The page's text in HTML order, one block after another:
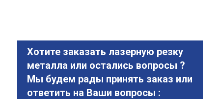
Хотите заказать лазерную резку
металла или остались вопросы ?
Мы будем рады принять заказ или
ответить на Ваши вопросы :